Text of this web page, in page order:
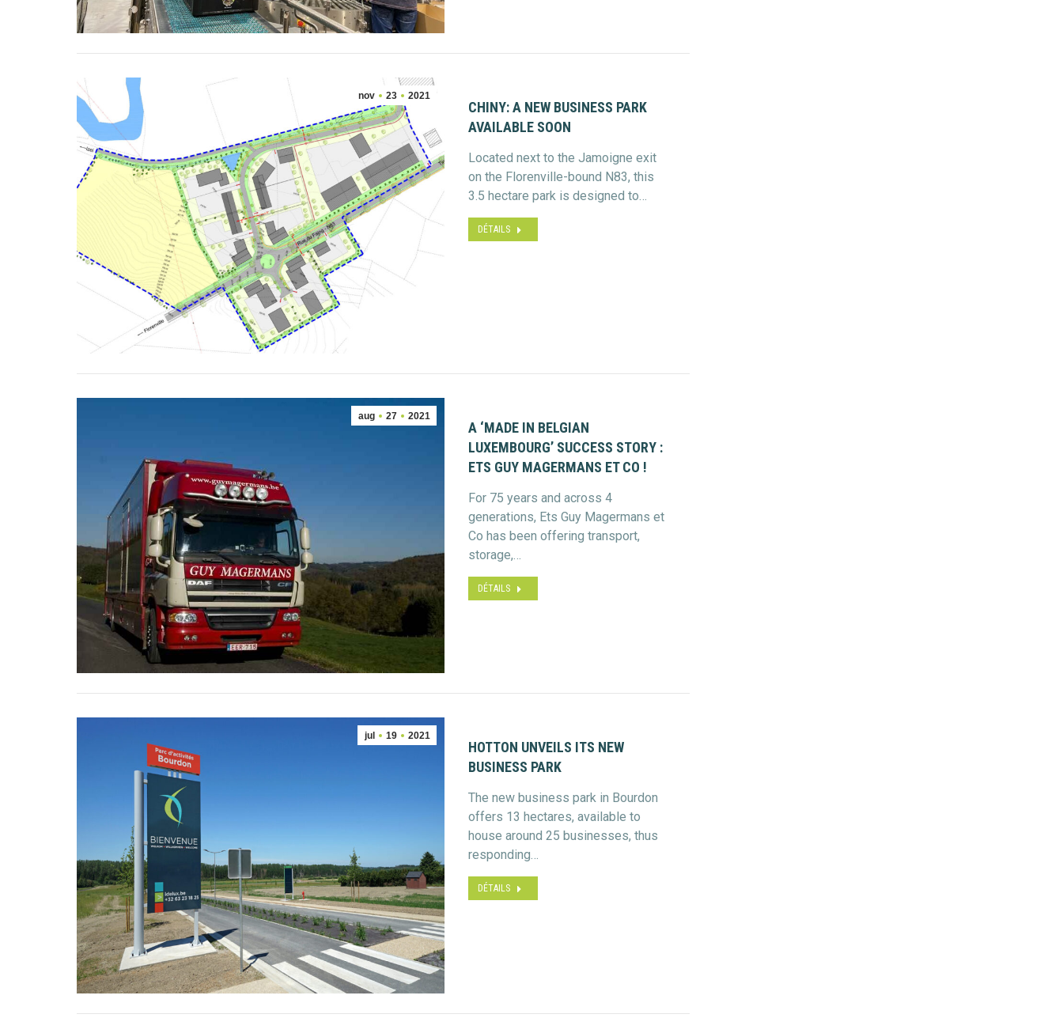
nov 23 2021
CHINY: A NEW BUSINESS PARK
AVAILABLE SOON
Located next to the Jamoigne exit
on the Florenville-bound N83, this
3.5 hectare park is designed to…
DÉTAILS
aug 27 2021
A ‘MADE IN BELGIAN
LUXEMBOURG’ SUCCESS STORY :
ETS GUY MAGERMANS ET CO !
For 75 years and across 4
generations, Ets Guy Magermans et
Co has been offering transport,
storage,…
DÉTAILS
jul 19 2021
HOTTON UNVEILS ITS NEW
BUSINESS PARK
The new business park in Bourdon
offers 13 hectares, available to
house around 25 businesses, thus
responding…
DÉTAILS